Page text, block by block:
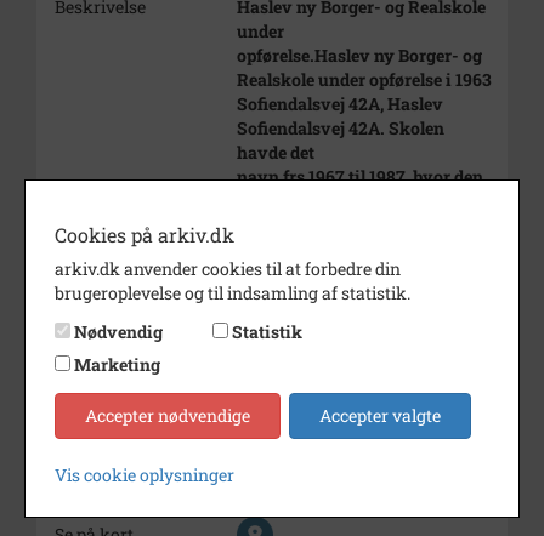
Beskrivelse
Haslev ny Borger- og Realskole
under
opførelse.Haslev ny Borger- og
Realskole under opførelse i 1963
Sofiendalsvej 42A, Haslev
Sofiendalsvej 42A. Skolen
havde det
navn frs 1967 til 1987, hvor den
Sofiendalsvej
Bemærk den gamle
Frøgårdslade
Årstal
Dateringsnote
1963
Cookies på arkiv.dk
arkiv.dk anvender cookies til at forbedre din
brugeroplevelse og til indsamling af statistik.
Nødvendig
Statistik
Marketing
Accepter nødvendige Accepter valgte
Vis cookie oplysninger